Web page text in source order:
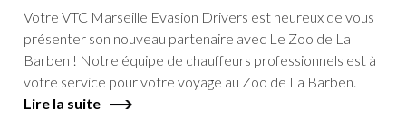
Votre VTC Marseille Evasion Drivers est heureux de vous
présenter son nouveau partenaire avec Le Zoo de La
Barben ! Notre équipe de chauffeurs professionnels est à
votre service pour votre voyage au Zoo de La Barben.
Lire la suite